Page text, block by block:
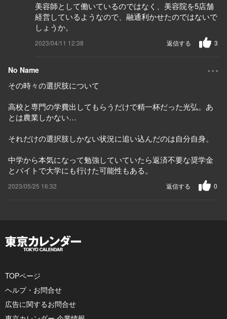
美容師として働いているのではなく、美容院を5店舗
経営しているようなので、融通利かせたのではないで
しょうか。
2023/04/11 12:38 3
返信する
No Name ...
その時々の選択肢について
高校と専門の学費出してもらうだけで精一杯だった光弘。あ
とは農業しかない…
それだけの選択肢しかない状況に追い込んだのは自分自身。
中学から本気になって勉強していていたら返済不要な奨学金
とバイトで大学にも行けた可能性もある。
2023/05/25 16:32 0
返信する
TOPページ
ヘルプ・お問合せ
広告に関するお問合せ